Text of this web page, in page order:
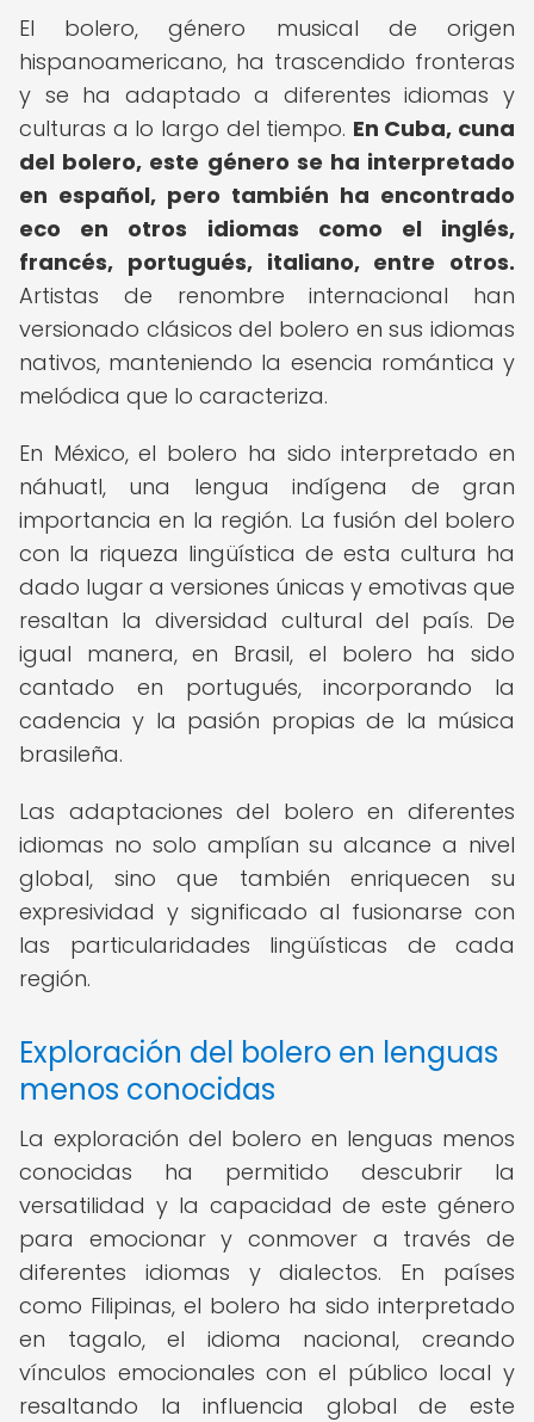
El bolero, género musical de origen
hispanoamericano, ha trascendido fronteras
y se ha adaptado a diferentes idiomas y
culturas a lo largo del tiempo. En Cuba, cuna
del bolero, este género se ha interpretado
en español, pero también ha encontrado
eco en otros idiomas como el inglés,
francés, portugués, italiano, entre otros.
Artistas de renombre internacional han
versionado clásicos del bolero en sus idiomas
nativos, manteniendo la esencia romántica y
melódica que lo caracteriza.
En México, el bolero ha sido interpretado en
náhuatl, una lengua indígena de gran
importancia en la región. La fusión del bolero
con la riqueza lingüística de esta cultura ha
dado lugar a versiones únicas y emotivas que
resaltan la diversidad cultural del país. De
igual manera, en Brasil, el bolero ha sido
cantado en portugués, incorporando la
cadencia y la pasión propias de la música
brasileña.
Las adaptaciones del bolero en diferentes
idiomas no solo amplían su alcance a nivel
global, sino que también enriquecen su
expresividad y significado al fusionarse con
las particularidades lingüísticas de cada
región.
Exploración del bolero en lenguas
menos conocidas
La exploración del bolero en lenguas menos
conocidas ha permitido descubrir la
versatilidad y la capacidad de este género
para emocionar y conmover a través de
diferentes idiomas y dialectos. En países
como Filipinas, el bolero ha sido interpretado
en tagalo, el idioma nacional, creando
vínculos emocionales con el público local y
resaltando la influencia global de este